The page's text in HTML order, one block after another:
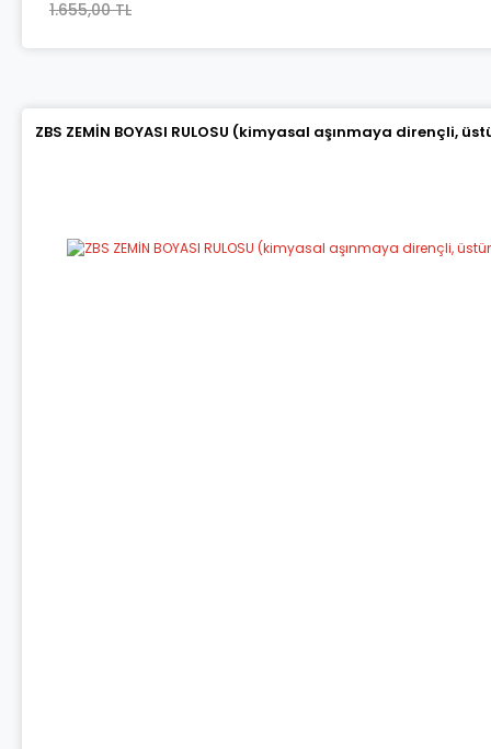
1.655,00 TL
ZBS ZEMİN BOYASI RULOSU (kimyasal aşınmaya dirençli,